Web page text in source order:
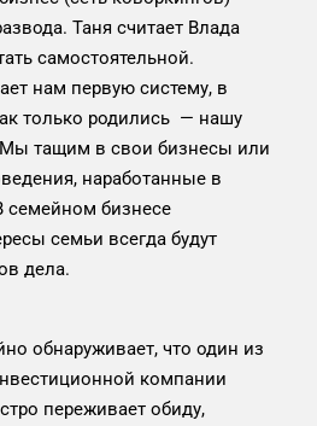
Таня считает Влада
самостоятельной.
нам первую систему, в
только родились — нашу
тащим в свои бизнесы или
наработанные в
семейном бизнесе
семьи всегда будут
дела.
обнаруживает, что один из
компании
переживает обиду,